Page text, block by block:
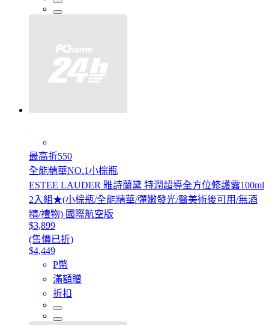
最高折550
全能精華NO.1小棕瓶
ESTEE LAUDER 雅詩蘭黛 特潤超導全方位修護露100ml
2入組★(小棕瓶/全能精華/彈嫩發光/醫美術後可用/無酒
精/禮物) 國際航空版
$3,899
(售價已折)
$4,449
P幣
滿額贈
折扣